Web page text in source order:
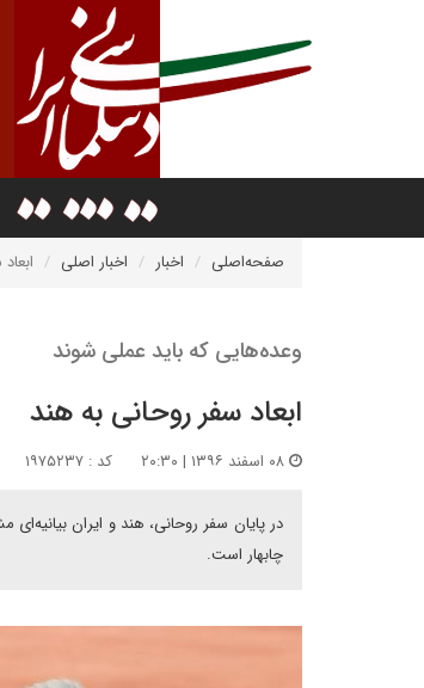
صفحه‌اصلی اخبار اخبار اصلی
وعده‌هایی که باید عملی شوند
ابعاد سفر روحانی به هند
کد : ۱۹۷۵۲۳۷
در پایان سفر روحانی، هند و ایران بیانیه‌ای
چابهار است.